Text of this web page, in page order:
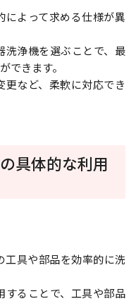
よって求める仕様が異
洗浄機を選ぶことで、最
できます。
など、柔軟に対応でき
具体的な利用
工具や部品を効率的に洗
することで、工具や部品